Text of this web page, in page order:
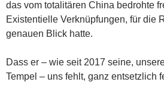
das vom totalitären China bedrohte
Existentielle Verknüpfungen, für die
genauen Blick hatte.
Dass er – wie seit 2017 seine,
Tempel – uns fehlt, ganz entsetzlich